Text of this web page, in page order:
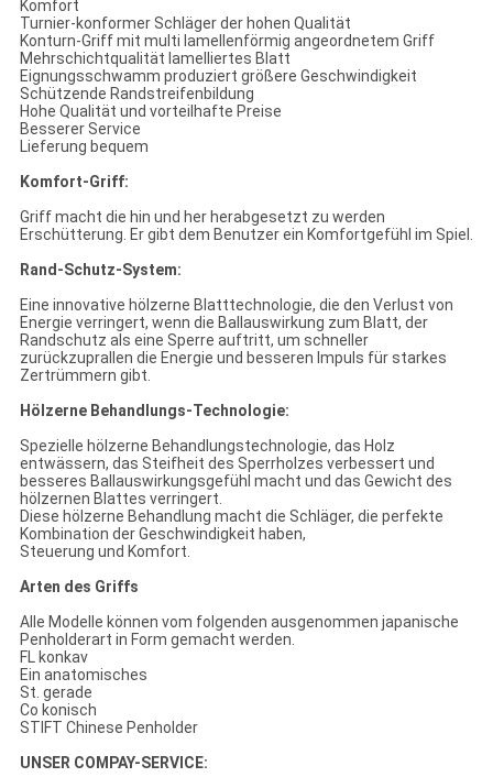
Komfort
Turnier-konformer Schläger der hohen Qualität
Konturn-Griff mit multi lamellenförmig angeordnetem Griff
Mehrschichtqualität lamelliertes Blatt
Eignungsschwamm produziert größere Geschwindigkeit
Schützende Randstreifenbildung
Hohe Qualität und vorteilhafte Preise
Besserer Service
Lieferung bequem
Komfort-Griff:
Griff macht die hin und her herabgesetzt zu werden
Erschütterung. Er gibt dem Benutzer ein Komfortgefühl im Spiel.
Rand-Schutz-System:
Eine innovative hölzerne Blatttechnologie, die den Verlust von
Energie verringert, wenn die Ballauswirkung zum Blatt, der
Randschutz als eine Sperre auftritt, um schneller
zurückzuprallen die Energie und besseren Impuls für starkes
Zertrümmern gibt.
Hölzerne Behandlungs-Technologie:
Spezielle hölzerne Behandlungstechnologie, das Holz
entwässern, das Steifheit des Sperrholzes verbessert und
besseres Ballauswirkungsgefühl macht und das Gewicht des
hölzernen Blattes verringert.
Diese hölzerne Behandlung macht die Schläger, die perfekte
Kombination der Geschwindigkeit haben,
Steuerung und Komfort.
Arten des Griffs
Alle Modelle können vom folgenden ausgenommen japanische
Penholderart in Form gemacht werden.
FL konkav
Ein anatomisches
St. gerade
Co konisch
STIFT Chinese Penholder
UNSER COMPAY-SERVICE: